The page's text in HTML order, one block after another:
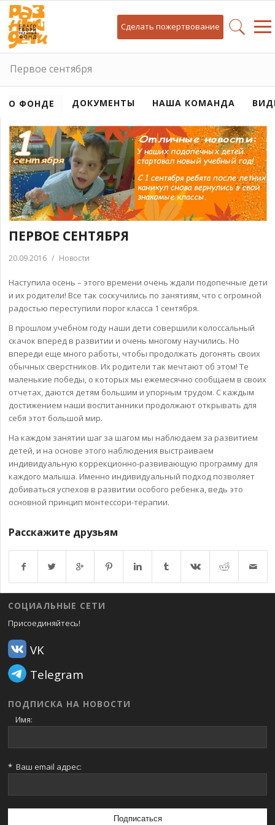
Сделать пожертвование
Первое сентября
О ФОНДЕ ДОКУМЕНТЫ НАША КОМАНДА
ПЕРВОЕ СЕНТЯБРЯ
20.09.2016 / Новости
Наступила осень – этого времени очень ждали подопечные дети
и их родители! Все так соскучились по занятиям, что с огромной
радостью переступили порог класса 1 сентября.
В прошлом учебном году наши дети совершили колоссальный
скачок вперед в развитии и очень многому научились. Но
впереди еще много работы, чтобы продолжать догонять своих
обычных сверстников. Их родители так мечтают об этом! Те
маленькие победы, о которых мы ежемесячно сообщаем в своих
отчетах, даются детям большим и упорным трудом. С каждым
достижением наши воспитанники продолжают открывать для
себя этот большой мир.
На каждом занятии шаг за шагом мы наблюдаем за развитием
детей, и на основе этого наблюдения выстраиваем
индивидуальную коррекционно-развивающую программу для
каждого малыша. Именно индивидуальный подход позволяет
добиваться успехов в развитии особого ребенка, ведь это
основной принцип монтессори-терапии.
Расскажите друзьям
Возврат к списку
СОЦИАЛЬНЫЕ СЕТИ
Присоединяйтесь!
VK
Telegram
ПОДПИСКА НА НОВОСТИ
Имя:
* Ваш email адрес: